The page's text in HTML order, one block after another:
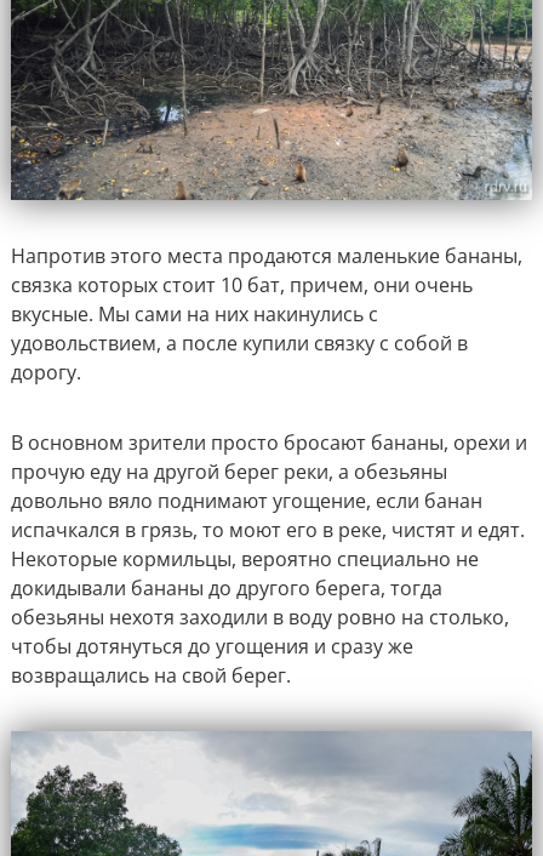
Напротив этого места продаются маленькие бананы,
связка которых стоит 10 бат, причем, они очень
вкусные. Мы сами на них накинулись с
удовольствием, а после купили связку с собой в
дорогу.
В основном зрители просто бросают бананы, орехи и
прочую еду на другой берег реки, а обезьяны
довольно вяло поднимают угощение, если банан
испачкался в грязь, то моют его в реке, чистят и едят.
Некоторые кормильцы, вероятно специально не
докидывали бананы до другого берега, тогда
обезьяны нехотя заходили в воду ровно на столько,
чтобы дотянуться до угощения и сразу же
возвращались на свой берег.